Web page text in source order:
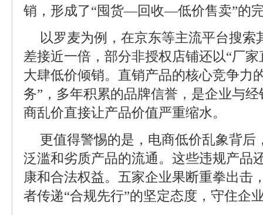
销，形成了“囤货—回收—低价售卖”的
以罗麦为例，在京东等主流平台搜索
差接近一倍，部分非授权店铺还以“厂家
大肆低价倾销。直销产品的核心竞争力
务”，多年积累的品牌信誉，是企业与
商乱价直接让产品价值严重缩水。
更值得警惕的是，电商低价乱象背后
泛滥和劣质产品的流通。这些违规产品
康和合法权益。五家企业果断重拳出击
者传递“合规先行”的坚定态度，守住企